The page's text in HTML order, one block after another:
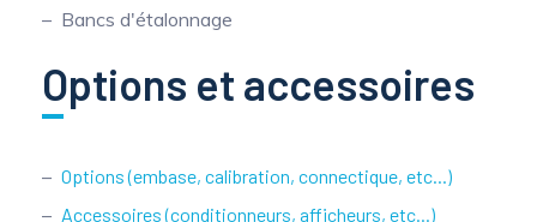
Bancs d'étalonnage
Options et accessoires
Options (embase, calibration, connectique, etc...)
Accessoires (conditionneurs, afficheurs, etc...)